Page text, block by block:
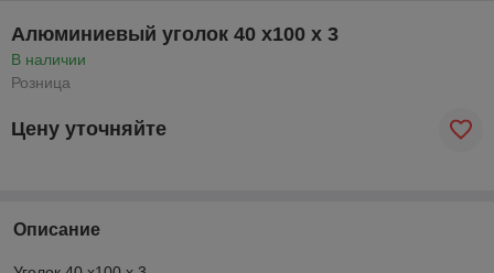
Алюминиевый уголок 40 x100 x 3
В наличии
Розница
Цену уточняйте
Описание